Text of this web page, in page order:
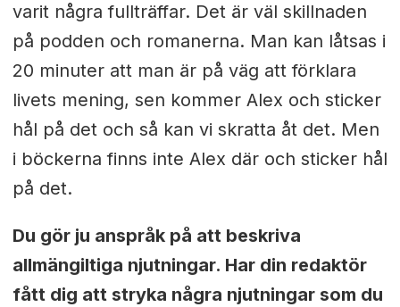
varit några fullträffar. Det är väl skillnaden
på podden och romanerna. Man kan låtsas i
20 minuter att man är på väg att förklara
livets mening, sen kommer Alex och sticker
hål på det och så kan vi skratta åt det. Men
i böckerna finns inte Alex där och sticker hål
på det.
Du gör ju anspråk på att beskriva
allmängiltiga njutningar. Har din redaktör
fått dig att stryka några njutningar som du